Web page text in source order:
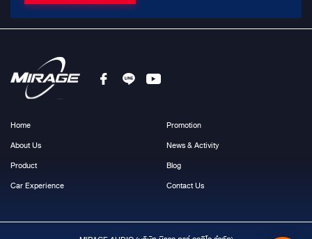
Home
About Us
Product
Car Experience
Promotion
News & Activity
Blog
Contact Us